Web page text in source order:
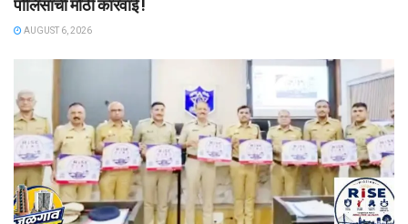
पोलिसांची मोठी कारवाई !
AUGUST 6, 2026